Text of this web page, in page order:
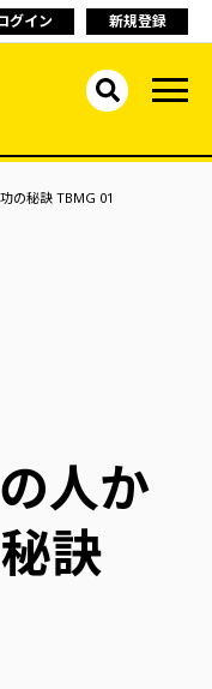
グイン 新規登録
の秘訣 TBMG 01
人か
訣